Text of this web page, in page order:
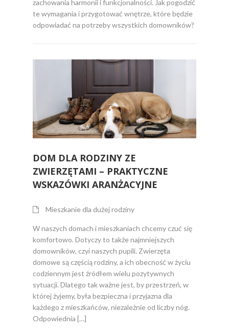
zachowania harmonii i funkcjonalności. Jak pogodzić
te wymagania i przygotować wnętrze, które będzie
odpowiadać na potrzeby wszystkich domowników?
DOM DLA RODZINY ZE
ZWIERZĘTAMI – PRAKTYCZNE
WSKAZÓWKI ARANŻACYJNE
Mieszkanie dla dużej rodziny
W naszych domach i mieszkaniach chcemy czuć się
komfortowo. Dotyczy to także najmniejszych
domowników, czyi naszych pupili. Zwierzęta
domowe są częścią rodziny, a ich obecność w życiu
codziennym jest źródłem wielu pozytywnych
sytuacji. Dlatego tak ważne jest, by przestrzeń, w
której żyjemy, była bezpieczna i przyjazna dla
każdego z mieszkańców, niezależnie od liczby nóg.
Odpowiednia […]